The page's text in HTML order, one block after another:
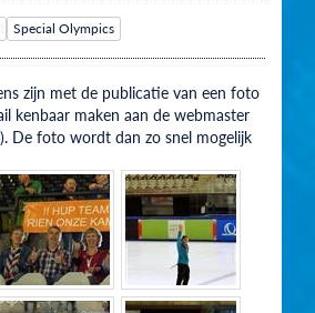
Special Olympics
zijn met de publicatie van een foto
kenbaar maken aan de webmaster
De foto wordt dan zo snel mogelijk